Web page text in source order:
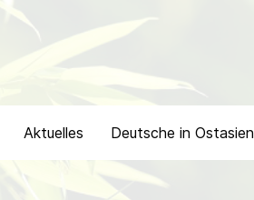
Aktuelles Deutsche in Ostasien